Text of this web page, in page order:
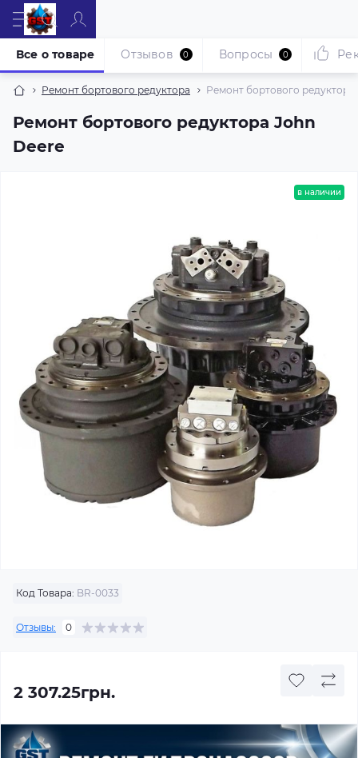
Ремонт бортового редуктора Ремонт бортового редуктора
Ремонт бортового редуктора John
Deere
Все о товаре Отзывов 0 Вопросы 0
в наличии
Код Товара: BR-0033
Отзывы: 0
2 307.25грн.